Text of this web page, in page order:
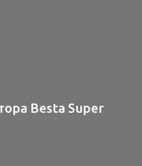
Besta Super